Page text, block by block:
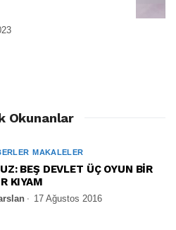
Okunanlar
MAKALELER
BEŞ DEVLET ÜÇ OYUN BİR
KIYAM
17 Ağustos 2016